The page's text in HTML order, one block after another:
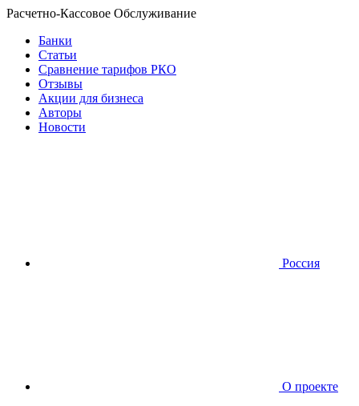
Расчетно-Кассовое Обслуживание
Банки
Статьи
Сравнение тарифов РКО
Отзывы
Акции для бизнеса
Авторы
Новости
Россия
О проекте